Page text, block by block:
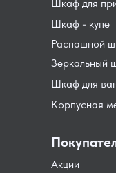
Распашной
Шкаф для
Шкаф - купе
Шкаф для
Зеркальный
Корпусная
Акции